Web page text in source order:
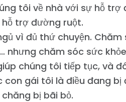
tôi về nhà với sự hỗ trợ
trợ đường ruột.
vì đủ thứ chuyện. Chăm
nhưng chăm sóc sức
chúng tôi tiếp tục, và
con gái tôi là điều đang bị
bị bãi bỏ.